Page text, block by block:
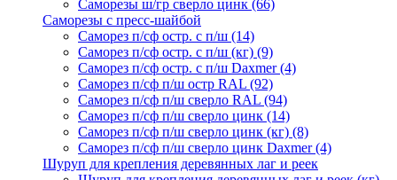
Саморезы ш/гр сверло цинк (66)
Саморезы с пресс-шайбой
Саморез п/сф остр. с п/ш (14)
Саморез п/сф остр. с п/ш (кг) (9)
Саморез п/сф остр. с п/ш Daxmer(4)
Саморез п/сф п/ш остр RAL (92)
Саморез п/сф п/ш сверло RAL (94)
Саморез п/сф п/ш сверло цинк (14)
Саморез п/сф п/ш сверло цинк (кг) (8)
Саморез п/сф п/ш сверло цинк Daxmer(4)
Шуруп для крепления деревянных лаг и реек